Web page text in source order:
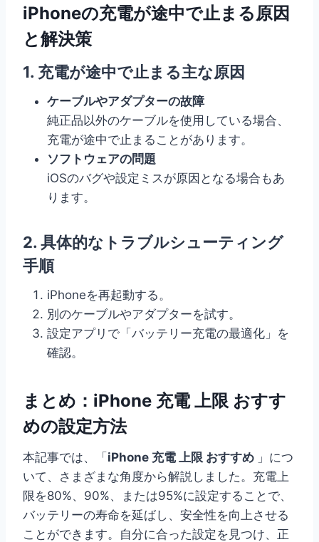
iPhoneの充電が途中で止まる原因
と解決策
1. 充電が途中で止まる主な原因
ケーブルやアダプターの故障
純正品以外のケーブルを使用している場合、
充電が途中で止まることがあります。
ソフトウェアの問題
iOSのバグや設定ミスが原因となる場合もあ
ります。
2. 具体的なトラブルシューティング
手順
iPhoneを再起動する。
別のケーブルやアダプターを試す。
設定アプリで「バッテリー充電の最適化」を
確認。
まとめ：iPhone 充電 上限 おすす
めの設定方法
本記事では、「iPhone 充電 上限 おすすめ 」につ
いて、さまざまな角度から解説しました。充電上
限を80%、90%、または95%に設定することで、
バッテリーの寿命を延ばし、安全性を向上させる
ことができます。自分に合った設定を見つけ、正